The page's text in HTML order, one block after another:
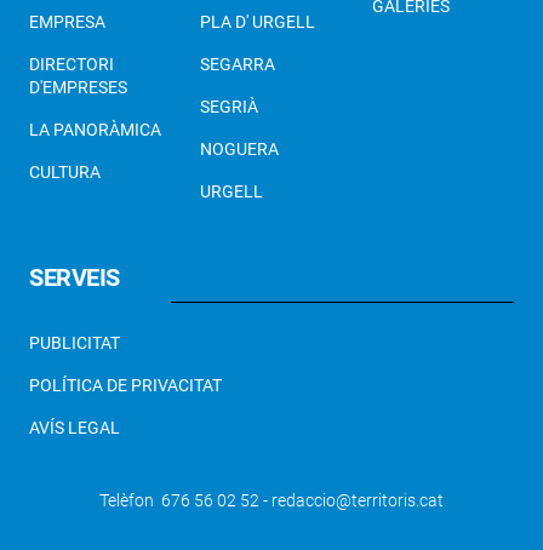
EMPRESA
DIRECTORI
D'EMPRESES
LA PANORÀMICA
CULTURA
PLA D' URGELL
SEGARRA
SEGRIÀ
NOGUERA
URGELL
GALERIES
SERVEIS
PUBLICITAT
POLÍTICA DE PRIVACITAT
AVÍS LEGAL
Telèfon 676 56 02 52 - redaccio@territoris.cat